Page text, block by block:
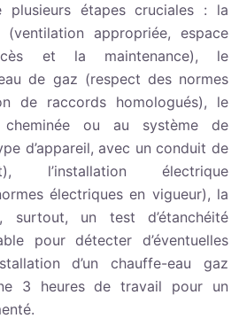
plusieurs étapes cruciales : la
appropriée, espace
et la maintenance), le
de gaz (respect des normes
de raccords homologués), le
ou au système de
d’appareil, avec un conduit de
l’installation électrique
électriques en vigueur), la
un test d’étanchéité
pour détecter d’éventuelles
d’un chauffe-eau gaz
3 heures de travail pour un